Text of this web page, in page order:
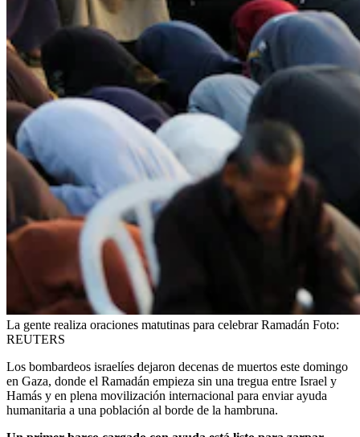
La gente realiza oraciones matutinas para celebrar Ramadán Foto:
REUTERS
Los bombardeos israelíes dejaron decenas de muertos este domingo
en Gaza, donde el Ramadán empieza sin una tregua entre Israel y
Hamás y en plena movilización internacional para enviar ayuda
humanitaria a una población al borde de la hambruna.